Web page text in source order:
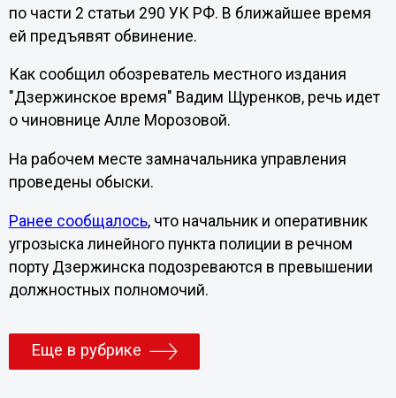
по части 2 статьи 290 УК РФ. В ближайшее время
ей предъявят обвинение.
Как сообщил обозреватель местного издания
"Дзержинское время" Вадим Щуренков, речь идет
о чиновнице Алле Морозовой.
На рабочем месте замначальника управления
проведены обыски.
Ранее сообщалось, что начальник и оперативник
угрозыска линейного пункта полиции в речном
порту Дзержинска подозреваются в превышении
должностных полномочий.
Еще в рубрике